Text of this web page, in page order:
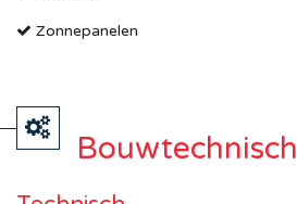
Zonnepanelen
Bouwtechnisch